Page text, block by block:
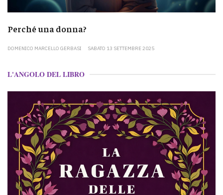
Perché una donna?
DOMENICO MARCELLO GERBASI SABATO 13 SETTEMBRE 2025
L'ANGOLO DEL LIBRO